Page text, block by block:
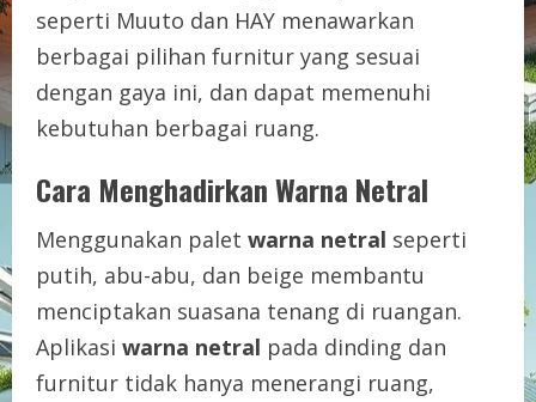
seperti Muuto dan HAY menawarkan
berbagai pilihan furnitur yang sesuai
dengan gaya ini, dan dapat memenuhi
kebutuhan berbagai ruang.
Cara Menghadirkan Warna Netral
Menggunakan palet warna netral seperti
putih, abu-abu, dan beige membantu
menciptakan suasana tenang di ruangan.
Aplikasi warna netral pada dinding dan
furnitur tidak hanya menerangi ruang,